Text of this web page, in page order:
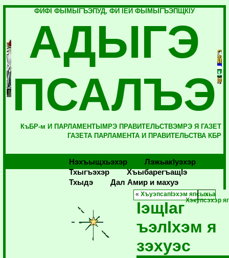
ФИФI ФЫМЫГЪЭПУД, ФИ IЕЙ ФЫМЫГЪЭПЩКIУ
АДЫГЭ
ПСАЛЪЭ
КъБР-м И ПАРЛАМЕНТЫМРЭ ПРАВИТЕЛЬСТВЭМРЭ Я ГАЗЕТ
ГАЗЕТА ПАРЛАМЕНТА И ПРАВИТЕЛЬСТВА КБР
Нэхъыщхьэхэр
Лэжьакlуэхэр
Тхыгъэхэр
Хъыбарегъащlэ
Тхыдэ
Дал Амир и махуэ
«ХъуэпсапIэхэм япсыхьа
Хэкупсэхэр
IэщIаг
ъэлIхэм я
зэхуэс